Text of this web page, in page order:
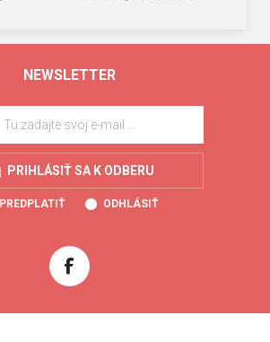
NEWSLETTER
PRIHLÁSIŤ SA K ODBERU
PREDPLATIŤ ODHLÁSIŤ